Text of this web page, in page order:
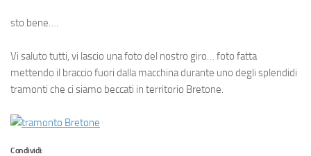
sto bene….
Vi saluto tutti, vi lascio una foto del nostro giro… foto fatta
mettendo il braccio fuori dalla macchina durante uno degli splendidi
tramonti che ci siamo beccati in territorio Bretone.
Condividi: